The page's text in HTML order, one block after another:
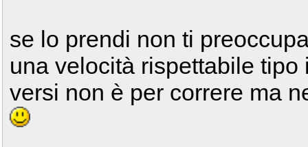
se lo prendi non ti
una velocità rispettabile
versi non è per correre ma